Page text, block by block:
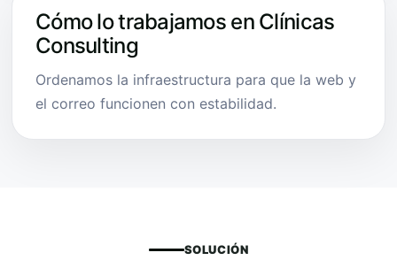
Cómo lo trabajamos en Clínicas
Consulting
Ordenamos la infraestructura para que la web y
el correo funcionen con estabilidad.
SOLUCIÓN